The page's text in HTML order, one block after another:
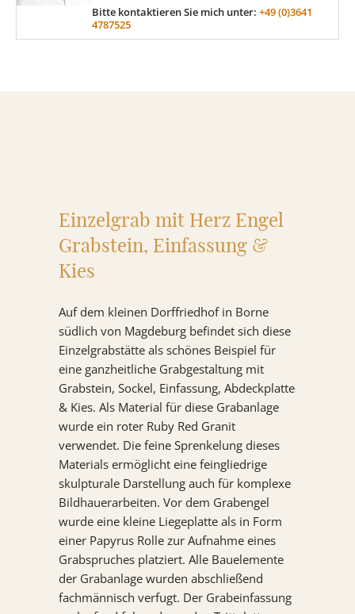
MATERIAL
ÜBER UNS
RATGEBER
KONTAKT
REFERENZEN
Bitte kontaktieren Sie mich unter: +49 (0)3641
4787525
Einzelgrab mit Herz Engel
Grabstein, Einfassung &
Kies
Auf dem kleinen Dorffriedhof in Borne
südlich von Magdeburg befindet sich diese
Einzelgrabstätte als schönes Beispiel für
eine ganzheitliche Grabgestaltung mit
Grabstein, Sockel, Einfassung, Abdeckplatte
& Kies. Als Material für diese Grabanlage
wurde ein roter Ruby Red Granit
verwendet. Die feine Sprenkelung dieses
Materials ermöglicht eine feingliedrige
skulpturale Darstellung auch für komplexe
Bildhauerarbeiten. Vor dem Grabengel
wurde eine kleine Liegeplatte als in Form
einer Papyrus Rolle zur Aufnahme eines
Grabspruches platziert. Alle Bauelemente
der Grabanlage wurden abschließend
fachmännisch verfugt. Der Grabeinfassung